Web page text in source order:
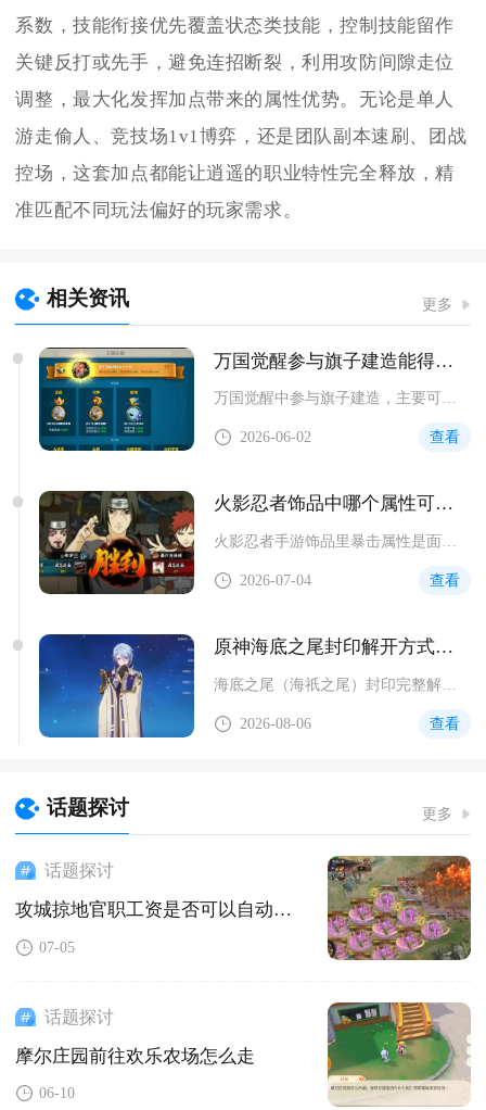
系数，技能衔接优先覆盖状态类技能，控制技能留作
关键反打或先手，避免连招断裂，利用攻防间隙走位
调整，最大化发挥加点带来的属性优势。无论是单人
游走偷人、竞技场1v1博弈，还是团队副本速刷、团战
控场，这套加点都能让逍遥的职业特性完全释放，精
准匹配不同玩法偏好的玩家需求。
相关资讯 更多
万国觉醒参与旗子建造能得到什么
万国觉醒中参与旗子建造，主要可获得联盟积分、个人联盟贡献、海...
2026-06-02 查看
火影忍者饰品中哪个属性可以使战力提升最大
火影忍者手游饰品里暴击属性是面板战力提升幅度最大的词条，单点...
2026-07-04 查看
原神海底之尾封印解开方式是什么
海底之尾（海祇之尾）封印完整解开流程为抵达望泷村东南侧小岛、...
2026-08-06 查看
话题探讨 更多
话题探讨
攻城掠地官职工资是否可以自动转账领取
07-05
话题探讨
摩尔庄园前往欢乐农场怎么走
06-10